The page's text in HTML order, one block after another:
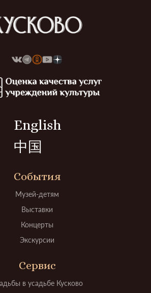
English
中国
События
Музей-детям
Выставки
Концерты
Экскурсии
Сервис
в усадьбе Кусково